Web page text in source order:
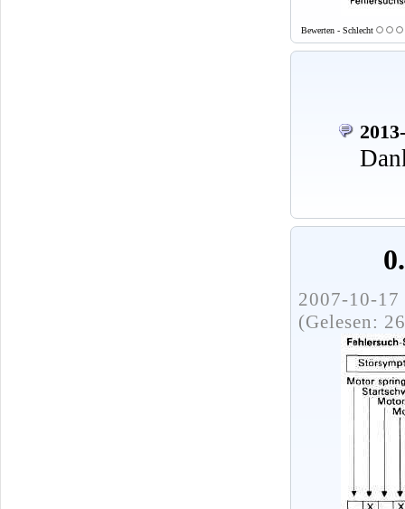
Bewerten - Schlecht
2007-10-
(Gelesen: